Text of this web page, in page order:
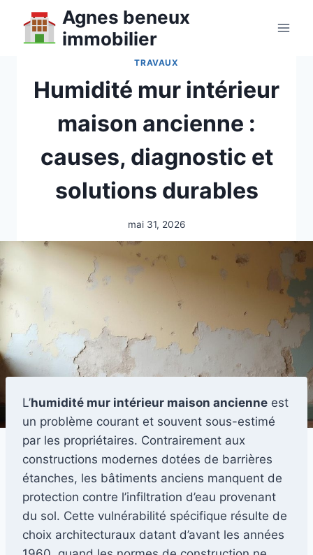
contenu
Agnes beneux
immobilier
TRAVAUX
Humidité mur intérieur
maison ancienne :
causes, diagnostic et
solutions durables
mai 31, 2026
L’humidité mur intérieur maison ancienne est
un problème courant et souvent sous-estimé
par les propriétaires. Contrairement aux
constructions modernes dotées de barrières
étanches, les bâtiments anciens manquent de
protection contre l’infiltration d’eau provenant
du sol. Cette vulnérabilité spécifique résulte de
choix architecturaux datant d’avant les années